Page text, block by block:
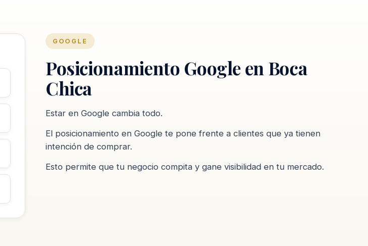
GOOGLE
Posicionamiento Google en Boca
Chica
Estar en Google cambia todo.
El posicionamiento en Google te pone frente a clientes que ya tienen
intención de comprar.
Esto permite que tu negocio compita y gane visibilidad en tu mercado.